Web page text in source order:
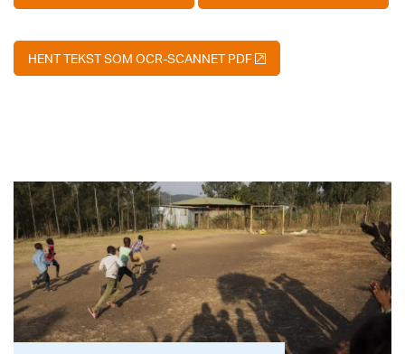
HENT TEKST SOM OCR-SCANNET PDF